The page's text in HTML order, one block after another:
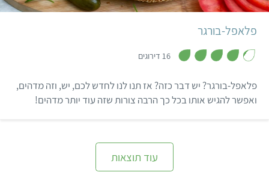
פלאפל-בורגר
16 דירוגים
מ
ת
ו
ך
פלאפל-בורגר? יש דבר כזה? אז תנו לנו לחדש לכם, יש, וזה מדהים,
ואפשר להגיש אותו בכל כך הרבה צורות שזה עוד יותר מדהים!
עוד תוצאות